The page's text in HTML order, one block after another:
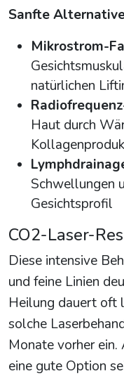
Sanfte
Mikrostrom-
natürlichen
Haut durch
Schwellungen
Gesichtsprofil
CO2-Laser-
Diese intensive
und feine Linien
Heilung dauert oft
solche
Monate vorher
eine gute Option